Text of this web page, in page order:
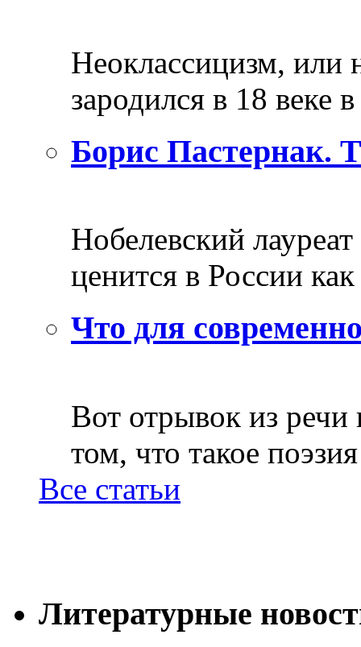
Неоклассицизм, или
зародился в 18 веке
Борис Пастернак.
Нобелевский
ценится в России
Что для
Вот отрывок из
том, что такое
Все статьи
Литературные